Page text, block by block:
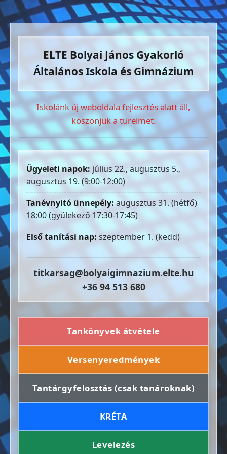
ELTE Bolyai János Gyakorló
Általános Iskola és Gimnázium
Iskolánk új weboldala fejlesztés alatt áll,
köszönjük a türelmet.
Ügyeleti napok: július 22., augusztus 5.,
augusztus 19. (9:00-12:00)
Tanévnyitó ünnepély: augusztus 31. (hétfő)
18:00 (gyülekező 17:30-17:45)
Első tanítási nap: szeptember 1. (kedd)
titkarsag@bolyaigimnazium.elte.hu
+36 94 513 680
Tankönyvek átvétele
Versenyeredmények
Tantárgyfelosztás (csak tanároknak)
KRÉTA
Levelezés